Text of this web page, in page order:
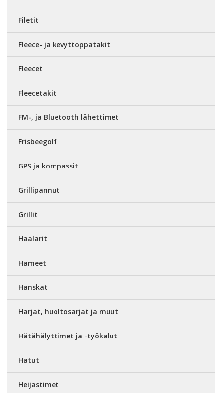
Filetit
Fleece- ja kevyttoppatakit
Fleecet
Fleecetakit
FM-, ja Bluetooth lähettimet
Frisbeegolf
GPS ja kompassit
Grillipannut
Grillit
Haalarit
Hameet
Hanskat
Harjat, huoltosarjat ja muut
Hätähälyttimet ja -työkalut
Hatut
Heijastimet